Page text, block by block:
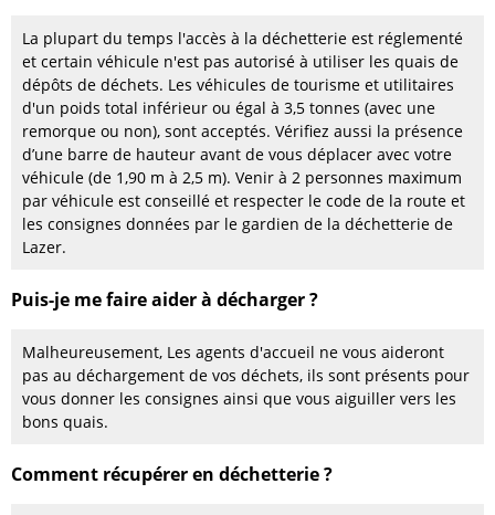
La plupart du temps l'accès à la déchetterie est réglementé
et certain véhicule n'est pas autorisé à utiliser les quais de
dépôts de déchets. Les véhicules de tourisme et utilitaires
d'un poids total inférieur ou égal à 3,5 tonnes (avec une
remorque ou non), sont acceptés. Vérifiez aussi la présence
d’une barre de hauteur avant de vous déplacer avec votre
véhicule (de 1,90 m à 2,5 m). Venir à 2 personnes maximum
par véhicule est conseillé et respecter le code de la route et
les consignes données par le gardien de la déchetterie de
Lazer.
Puis-je me faire aider à décharger ?
Malheureusement, Les agents d'accueil ne vous aideront
pas au déchargement de vos déchets, ils sont présents pour
vous donner les consignes ainsi que vous aiguiller vers les
bons quais.
Comment récupérer en déchetterie ?